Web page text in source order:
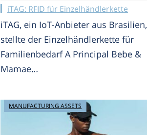
iTAG: RFID für Einzelhändlerkette
iTAG, ein IoT-Anbieter aus Brasilien,
stellte der Einzelhändlerkette für
Familienbedarf A Principal Bebe &
Mamae…
MANUFACTURING ASSETS